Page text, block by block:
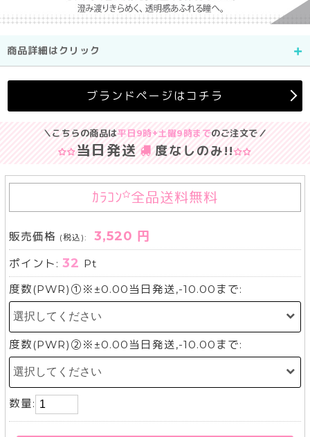
商品詳細はクリック
ブランドページはコチラ
＼こちらの商品は平日9時+土曜9時までのご注文で／
当日発送 度なしのみ !!
ｶﾗｺﾝ 全品送料無料
販売価格 (税込): 3,520 円
ポイント:32 Pt
度数(PWR)①※±0.00当日発送,-10.00まで:
度数(PWR)②※±0.00当日発送,-10.00まで:
数量: